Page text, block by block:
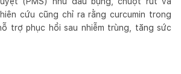
cứu cũng chỉ ra rằng curcumin trong
trợ phục hồi sau nhiễm trùng, tăng sức